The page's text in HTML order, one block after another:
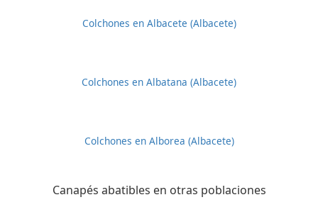
Colchones en Albacete (Albacete)
Colchones en Albatana (Albacete)
Colchones en Alborea (Albacete)
Canapés abatibles en otras poblaciones